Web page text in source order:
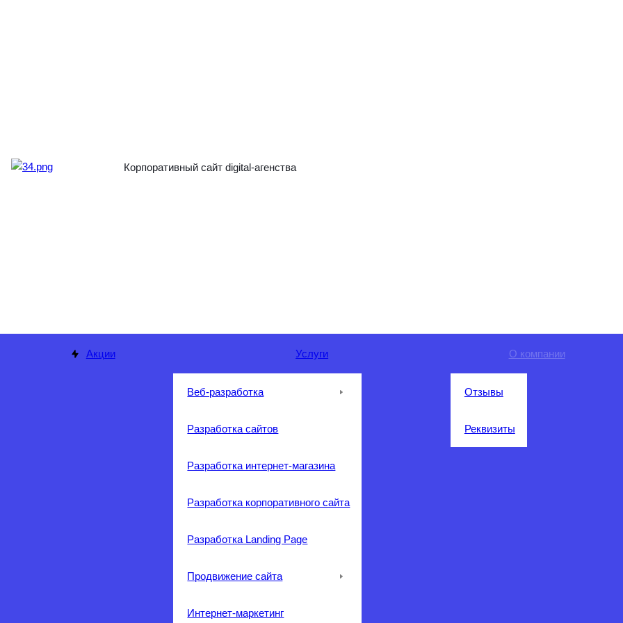
Корпоративный сайт digital-агенства
Акции Услуги
Веб-разработка
Разработка сайтов
Разработка интернет-магазина
Разработка корпоративного сайта
Разработка Landing Page
Продвижение сайта
Интернет-маркетинг
О компании
Отзывы
Реквизиты